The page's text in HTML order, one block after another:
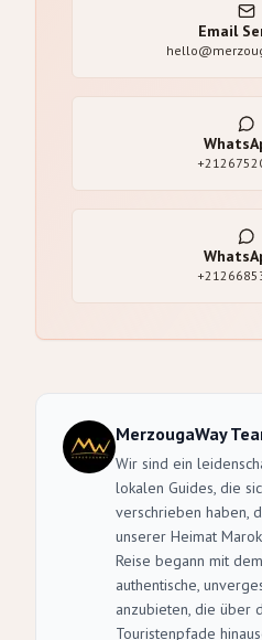
Email
MerzougaWay
Wir sind ein
lokalen Guides, die
verschrieben haben,
unserer Heimat
Reise begann mit
authentische,
anzubieten, die über
Touristenpfade